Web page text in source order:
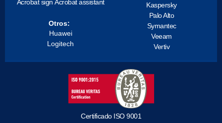
Acrobat sign Acrobat assistant
Otros:
Huawei
Logitech
Kaspersky
Palo Alto
Symantec
Veeam
Vertiv
Certificado ISO 9001